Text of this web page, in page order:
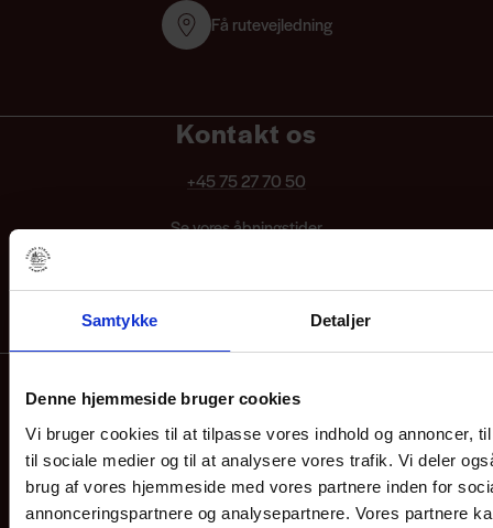
Samtykke Detaljer
Denne hjemmeside bruger cookies
Vi bruger cookies til at tilpasse vores indhold og annoncer,
til sociale medier og til at analysere vores trafik. Vi deler
brug af vores hjemmeside med vores partnere inden for
annonceringspartnere og analysepartnere. Vores partnere
Gavekort
Spørgsmål og svar
Få rutevejledning
Kontakt os
+45 75 27 70 50
Se vores åbningstider